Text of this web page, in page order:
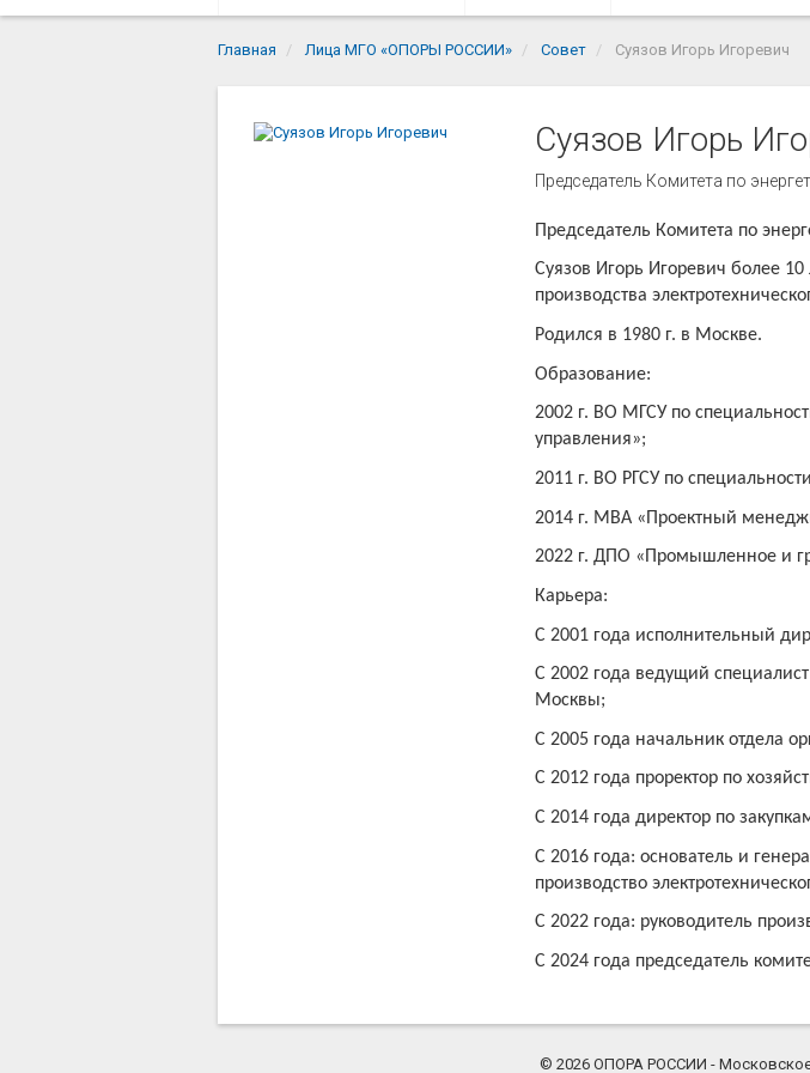
Главная Лица МГО «ОПОРЫ РОССИИ» Совет Суязов Игорь Игоревич
Суязов Игорь
Председатель Комитета по
Председатель Комитета по
Суязов Игорь Игоревич более 10
производства
Родился в 1980 г. в Москве.
Образование:
2002 г. ВО МГСУ по
управления»;
2011 г. ВО РГСУ по
2014 г. MBA «Проектный
2022 г. ДПО «Промышленное и
Карьера:
С 2001 года исполнительный
С 2002 года ведущий
Москвы;
С 2005 года начальник отдела
С 2012 года проректор по
С 2014 года директор по
С 2016 года: основатель и
производство
С 2022 года: руководитель
С 2024 года председатель
© 2026 ОПОРА РОССИИ -